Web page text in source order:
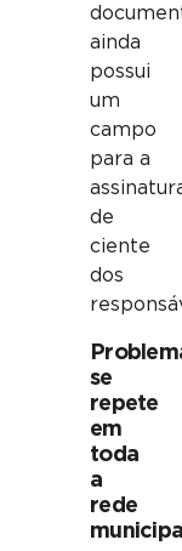
ainda
possui
um
campo
para a
de
ciente
dos
se
repete
em
toda
a
rede